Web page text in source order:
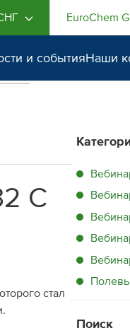
EuroChem
и событияНаши
С
стал
Поиск